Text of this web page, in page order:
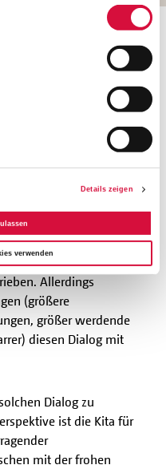
Details zeigen
verwenden
Kitas auf
positive Wirkung der
Diese
75 Prozent der befragten
hoch ist der Anteil
der Teams berichten,
sich gemeinsam
Dies wird als sehr
Allerdings
(größere
größer werdende
diesen Dialog mit
Dialog zu
ist die Kita für
mit der frohen